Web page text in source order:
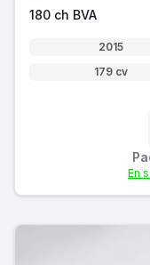
180 ch BVA
2015
179 cv
En